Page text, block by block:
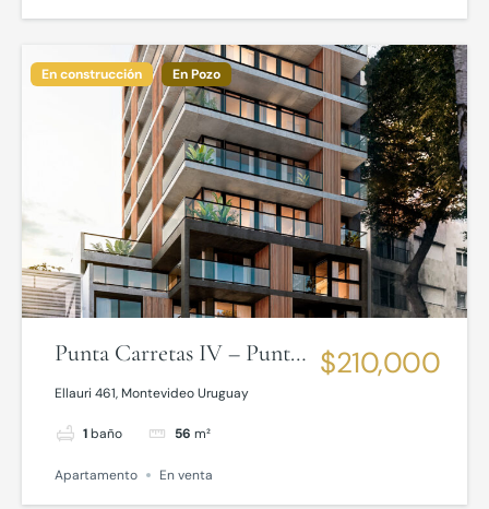
En construcción En Pozo
Punta Carretas IV – Punta
Carretas
Ellauri 461, Montevideo Uruguay
1baño 56 m²
$210,000
Apartamento En venta